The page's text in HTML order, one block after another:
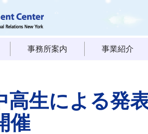
事務所案内 事業紹介
高生による発
催